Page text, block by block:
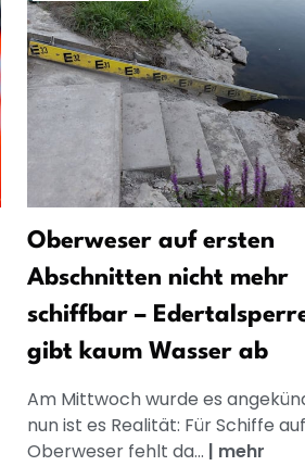
Oberweser auf ersten
Abschnitten nicht mehr
schiffbar –
gibt kaum Wasser ab
Am Mittwoch wurde es
nun ist es Realität: Für Schiffe
Oberweser fehlt da... | mehr